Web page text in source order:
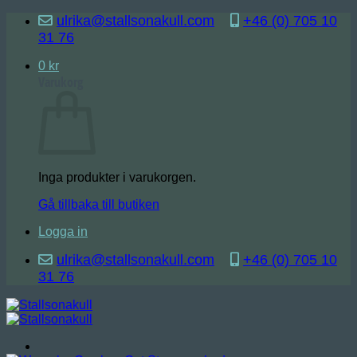
Skip
content
ulrika@stallsonakull.com
+46 (0) 705 10
31 76
0 kr
Inga produkter i varukorgen.
Gå tillbaka till butiken
Logga in
ulrika@stallsonakull.com
+46 (0) 705 10
31 76